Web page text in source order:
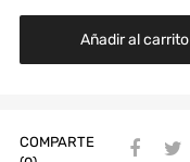
Añadir al carrito
COMPARTE